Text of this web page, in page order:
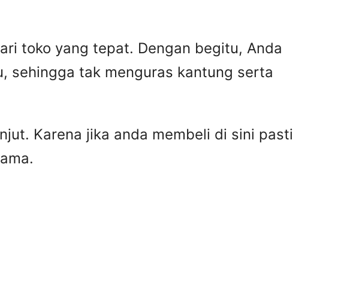
toko yang tepat. Dengan begitu, Anda
sehingga tak menguras kantung serta
Karena jika anda membeli di sini pasti